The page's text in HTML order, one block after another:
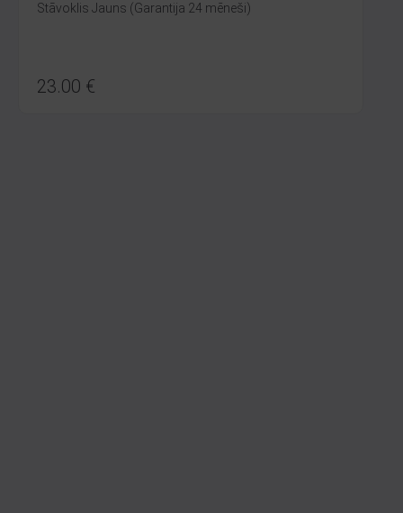
Stāvoklis Jauns (Garantija 24 mēneši)
23.00 €